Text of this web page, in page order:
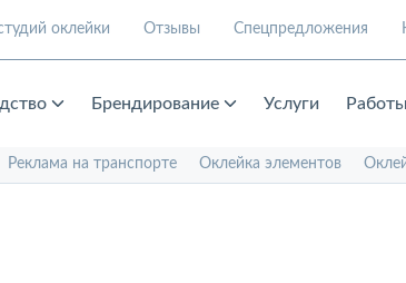
оклейки Отзывы Спецпредложения
Брендирование Услуги
Реклама на транспорте Оклейка элементов